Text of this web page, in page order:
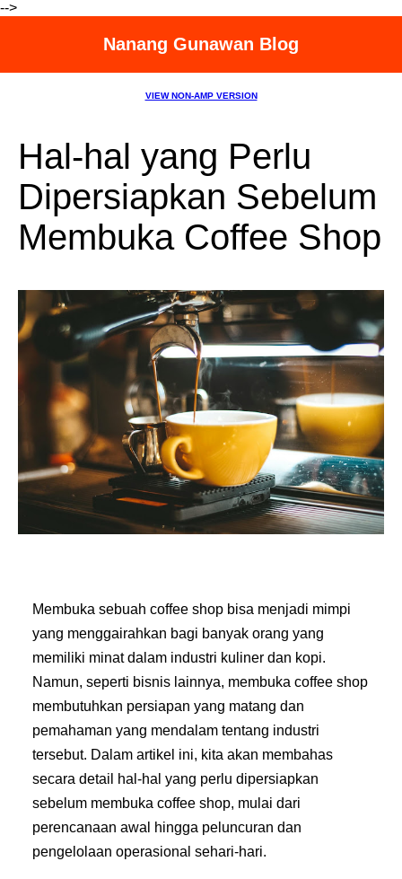
-->
Nanang Gunawan Blog
VIEW NON-AMP VERSION
Hal-hal yang Perlu
Dipersiapkan Sebelum
Membuka Coffee Shop
Membuka sebuah coffee shop bisa menjadi mimpi
yang menggairahkan bagi banyak orang yang
memiliki minat dalam industri kuliner dan kopi.
Namun, seperti bisnis lainnya, membuka coffee shop
membutuhkan persiapan yang matang dan
pemahaman yang mendalam tentang industri
tersebut. Dalam artikel ini, kita akan membahas
secara detail hal-hal yang perlu dipersiapkan
sebelum membuka coffee shop, mulai dari
perencanaan awal hingga peluncuran dan
pengelolaan operasional sehari-hari.